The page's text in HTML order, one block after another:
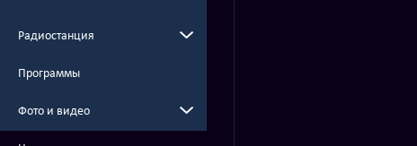
Радиостанция
Программы
Фото и видео